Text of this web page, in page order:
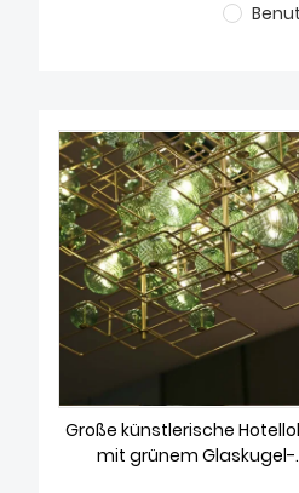
Große künstlerische
mit grünem Glaskugel-